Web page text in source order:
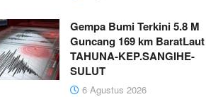
Gempa Bumi Terkini 5.8 M
Guncang 169 km BaratLaut
TAHUNA-KEP.SANGIHE-
SULUT
6 Agustus 2026